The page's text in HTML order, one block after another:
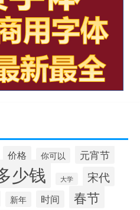
价格 你可以 元宵节
少钱 大学 宋代
新年 时间 春节